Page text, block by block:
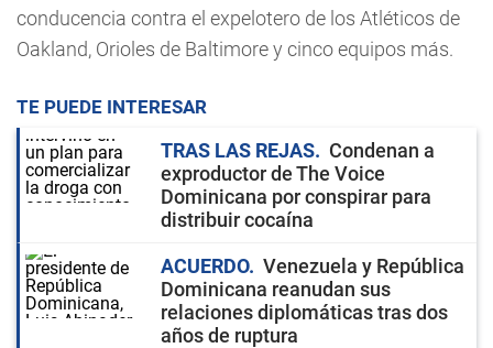
conducencia contra el expelotero de los Atléticos de
Oakland, Orioles de Baltimore y cinco equipos más.
TE PUEDE INTERESAR
TRAS LAS REJAS
Condenan a
exproductor de The Voice
Dominicana por conspirar para
distribuir cocaína
ACUERDO
Venezuela y República
Dominicana reanudan sus
relaciones diplomáticas tras dos
años de ruptura